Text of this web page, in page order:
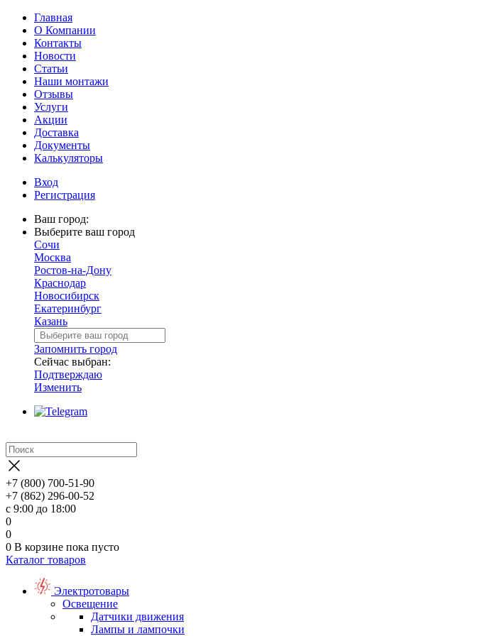
Главная
О Компании
Контакты
Новости
Статьи
Наши монтажи
Отзывы
Услуги
Акции
Доставка
Документы
Калькуляторы
Вход
Регистрация
Ваш город:
Выберите ваш город
Сочи
Москва
Ростов-на-Дону
Краснодар
Новосибирск
Екатеринбург
Казань
Запомнить город
Сейчас выбран:
Подтверждаю
Изменить
+7 (800) 700-51-90
+7 (862) 296-00-52
с 9:00 до 18:00
0
0
0 В корзине пока пусто
Каталог товаров
Электротовары
Освещение
Датчики движения
Лампы и лампочки